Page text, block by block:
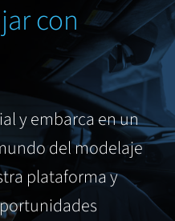
con
y embarca en un
del modelaje
plataforma y